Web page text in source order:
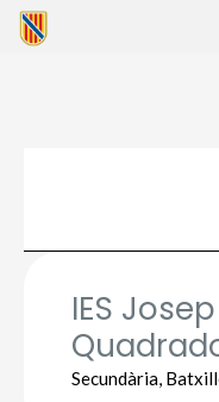
Vés
IES
Secundària,